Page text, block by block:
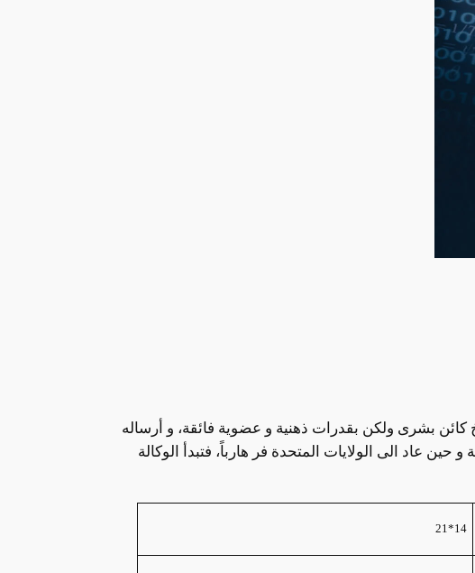
كائن بشرى ولكن بقدرات ذهنية و عضوية فائقة، و أرساله
عاد الى الولايات المتحدة فر هارباً، فتبدأ الوكالة
14*21